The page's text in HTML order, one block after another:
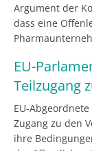
Argument der
dass eine
EU-
Teilzugang
EU-
Zugang zu den
ihre